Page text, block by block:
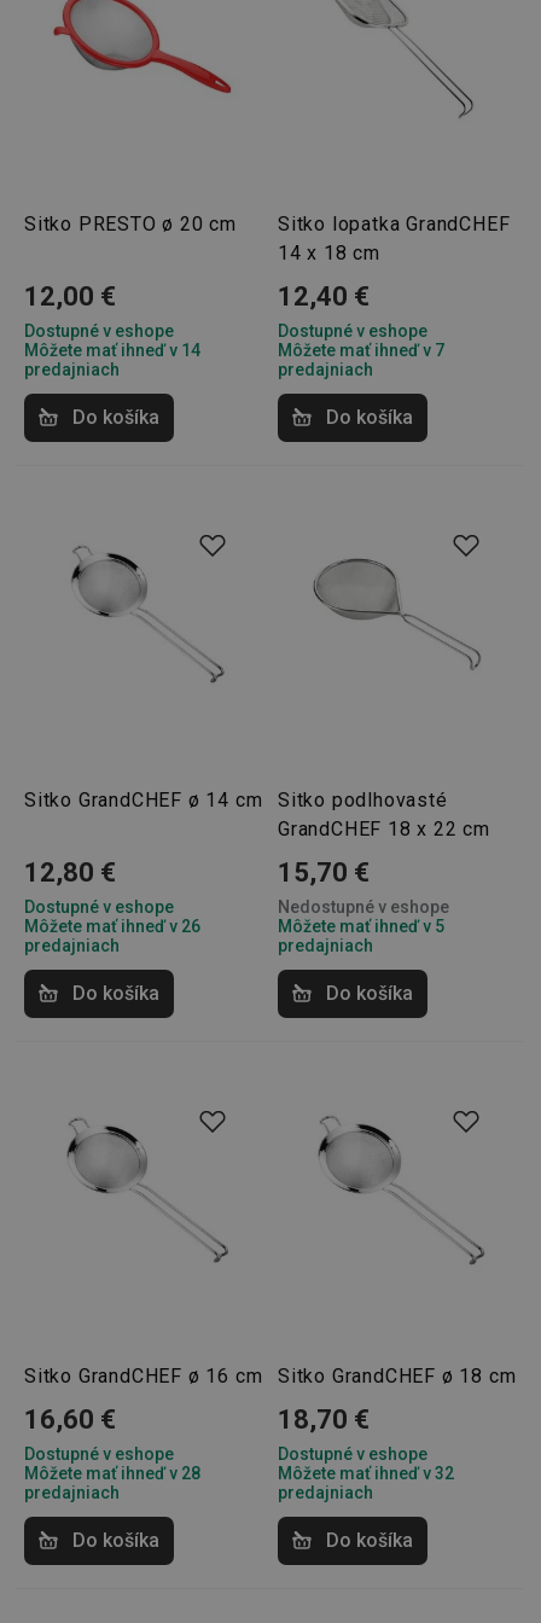
Sitko PRESTO ø 20 cm
12,00 €
Dostupné v eshope
Môžete mať ihneď v 14
predajniach
Do košíka
Sitko lopatka GrandCHEF
14 x 18 cm
12,40 €
Dostupné v eshope
Môžete mať ihneď v 7
predajniach
Do košíka
Sitko GrandCHEF ø 14 cm
12,80 €
Dostupné v eshope
Môžete mať ihneď v 26
predajniach
Do košíka
Sitko podlhovasté
GrandCHEF 18 x 22 cm
15,70 €
Nedostupné v eshope
Môžete mať ihneď v 5
predajniach
Do košíka
Sitko GrandCHEF ø 16 cm
16,60 €
Dostupné v eshope
Môžete mať ihneď v 28
predajniach
Do košíka
Sitko GrandCHEF ø 18 cm
18,70 €
Dostupné v eshope
Môžete mať ihneď v 32
predajniach
Do košíka
udid .tescoma.cz
__rtbh.lid www.tescoma.sk
.smartadserver.com
Technologies LLC
.clickonometrics.pl